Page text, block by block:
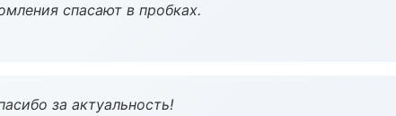
спасают в пробках.
за актуальность!